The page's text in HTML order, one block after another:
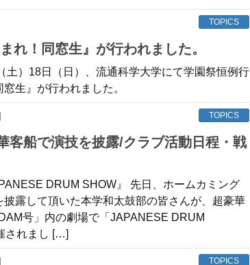
TOPICS
まれ！同窓生』が行われました。
土）18日（日）、流通科学大学にて学園祭恒例行
生』が行われました。
TOPICS
DRUM SHOW』 先日、ホームカミング
披露して頂いた本学和太鼓部の皆さんが、超豪華
号」内の劇場で「JAPANESE DRUM
されまし […]
TOPICS